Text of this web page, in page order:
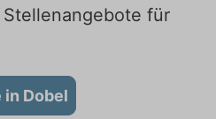
für
Dobel